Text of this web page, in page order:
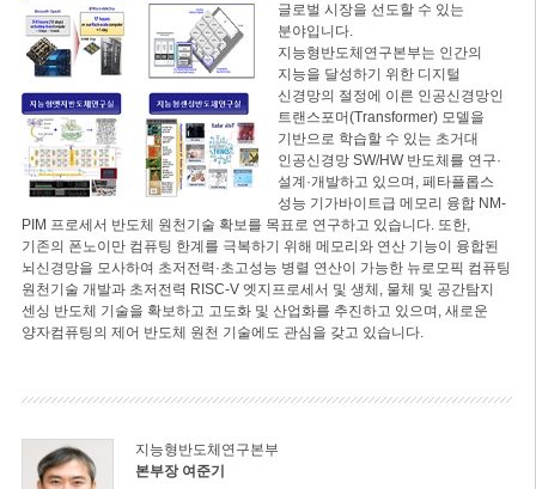
글로벌 시장을 선도할 수 있는
분야입니다.
지능형반도체연구본부는 인간의
지능을 달성하기 위한 디지털
신경망의 절정에 이른 인공신경망인
트랜스포머(Transformer) 모델을
기반으로 학습할 수 있는 초거대
인공신경망 SW/HW 반도체를 연구·
설계·개발하고 있으며, 페타플롭스
성능 기가바이트급 메모리 융합 NM-
PIM 프로세서 반도체 원천기술 확보를 목표로 연구하고 있습니다. 또한,
기존의 폰노이만 컴퓨팅 한계를 극복하기 위해 메모리와 연산 기능이 융합된
뇌신경망을 모사하여 초저전력·초고성능 병렬 연산이 가능한 뉴로모픽 컴퓨팅
원천기술 개발과 초저전력 RISC-V 엣지프로세서 및 생체, 물체 및 공간탐지
센싱 반도체 기술을 확보하고 고도화 및 산업화를 추진하고 있으며, 새로운
양자컴퓨팅의 제어 반도체 원천 기술에도 관심을 갖고 있습니다.
지능형반도체연구본부
본부장 여준기